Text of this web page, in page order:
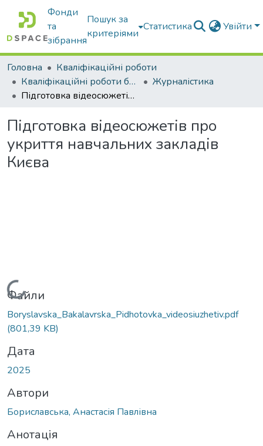
Фонди
та
зібрання
Пошук за
критеріями
Статистика Увійти
Головна
Кваліфікаційні роботи
Кваліфікаційні роботи бакалаврів
Журналістика
Підготовка відеосюжетів про укриття навчальних закладів Києва
Підготовка відеосюжетів про
укриття навчальних закладів
Києва
Вантажиться...
Файли
Boryslavska_Bakalavrska_Pidhotovka_videosiuzhetiv.pdf
(801,39 KB)
Дата
2025
Автори
Бориславська, Анастасія Павлівна
Анотація